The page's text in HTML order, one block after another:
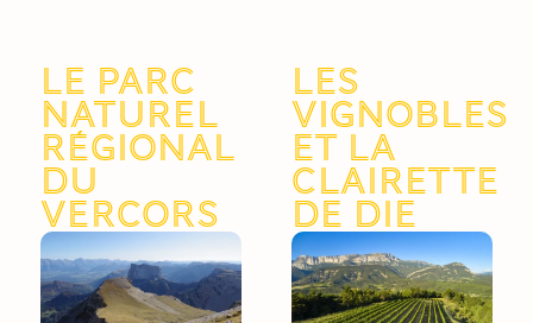
Le Parc
Naturel
Régional
du
Vercors
Les
Vignobles
et la
Clairette
de Die